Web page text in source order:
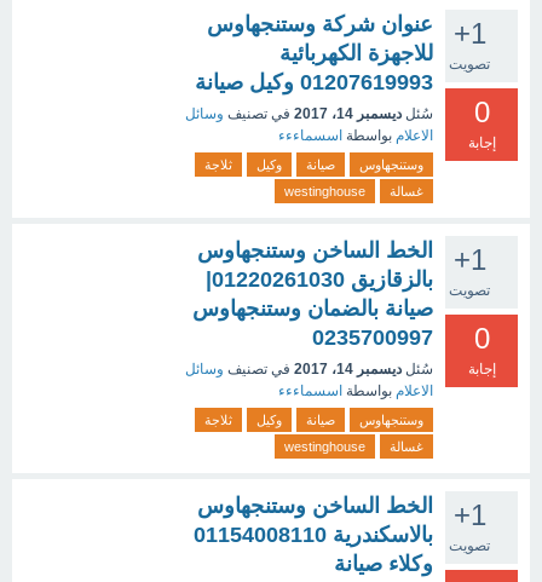
+1
تصويت
0
إجابة
عنوان شركة وستنجهاوس
للاجهزة الكهربائية
01207619993 وكيل صيانة
سُئل ديسمبر 14، 2017 في تصنيف وسائل
الاعلام بواسطة اسسماءءء
وستنجهاوس صيانة وكيل
ثلاجة
غسالة
westinghouse
+1
تصويت
0
إجابة
الخط الساخن وستنجهاوس
صيانة بالضمان وستنجهاوس
0235700997
سُئل ديسمبر 14، 2017 في تصنيف وسائل
الاعلام بواسطة اسسماءءء
وستنجهاوس صيانة وكيل
ثلاجة
غسالة
westinghouse
+1
تصويت
الخط الساخن وستنجهاوس
بالاسكندرية 01154008110
وكلاء صيانة